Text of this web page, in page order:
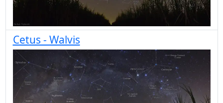
Cetus - Walvis